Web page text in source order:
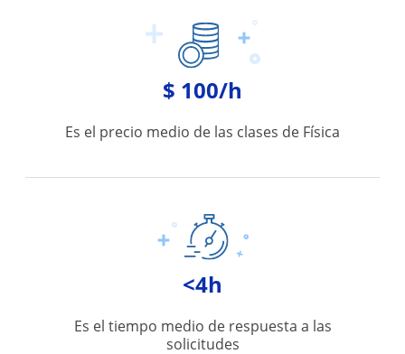
$ 100/h
Es el precio medio de las clases de Física
<4h
Es el tiempo medio de respuesta a las
solicitudes